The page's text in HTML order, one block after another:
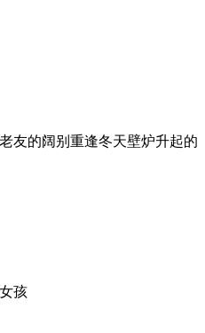
友的阔别重逢冬天壁炉升起的
孩